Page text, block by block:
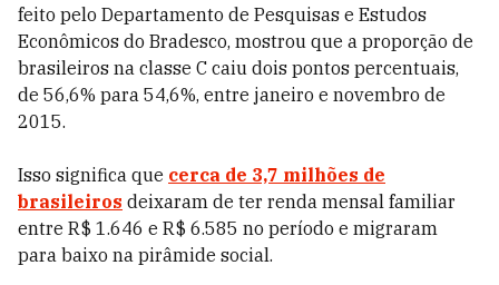
feito pelo Departamento de Pesquisas e Estudos
Econômicos do Bradesco, mostrou que a proporção de
brasileiros na classe C caiu dois pontos percentuais,
de 56,6% para 54,6%, entre janeiro e novembro de
2015.
Isso significa que cerca de 3,7 milhões de
brasileiros deixaram de ter renda mensal familiar
entre R$ 1.646 e R$ 6.585 no período e migraram
para baixo na pirâmide social.